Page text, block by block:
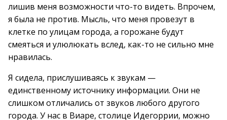
лишив меня возможности что-то видеть. Впрочем,
я была не против. Мысль, что меня провезут в
клетке по улицам города, а горожане будут
смеяться и улюлюкать вслед, как-то не сильно мне
нравилась.
Я сидела, прислушиваясь к звукам —
единственному источнику информации. Они не
слишком отличались от звуков любого другого
города. У нас в Виаре, столице Идегоррии, можно